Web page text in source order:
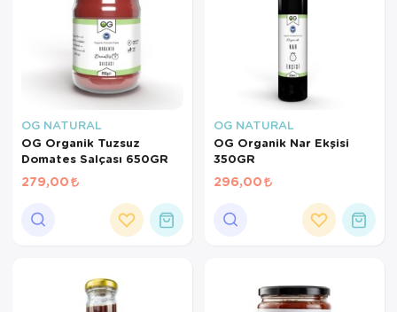
OG NATURAL
OG Organik Tuzsuz
Domates Salçası 650GR
279,00
OG NATURAL
OG Organik Nar Ekşisi
350GR
296,00